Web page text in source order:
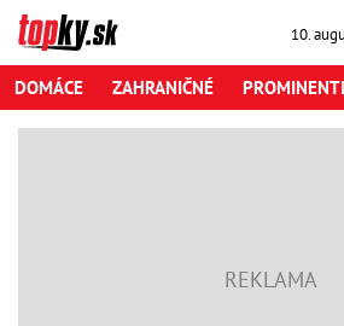
10.
DOMÁCE ZAHRANIČNÉ PROMINENTI